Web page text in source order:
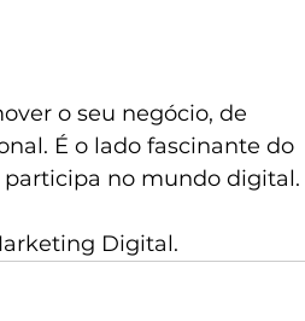
o seu negócio, de
É o lado fascinante do
no mundo digital.
Digital.